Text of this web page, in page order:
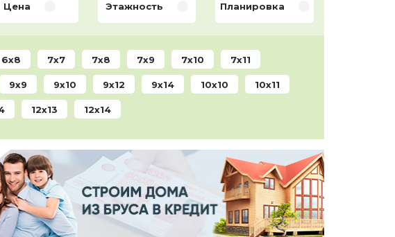
Цена Этажность Планировка
6x8 7x7 7x8 7x9 7x10 7x11
9x9 9x10 9x12 9x14 10x10 10x11
12x13 12x14